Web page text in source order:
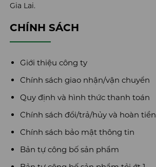
Gia Lai.
CHÍNH SÁCH
Giới thiệu công ty
Chính sách giao nhận/vận chuyển
Quy định và hình thức thanh toán
Chính sách đổi/trả/hủy và hoàn tiền
Chính sách bảo mật thông tin
Bản tự công bố sản phẩm